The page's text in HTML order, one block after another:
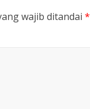
wajib ditandai *